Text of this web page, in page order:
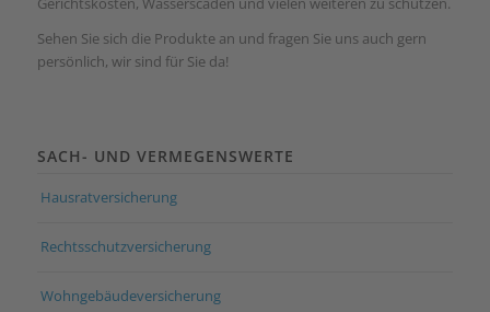
Sehen Sie sich die Produkte an und fragen Sie uns auch gern
persönlich, wir sind für Sie da!
SACH- UND VERMEGENSWERTE
Hausratversicherung
Rechtsschutzversicherung
Wohngebäudeversicherung